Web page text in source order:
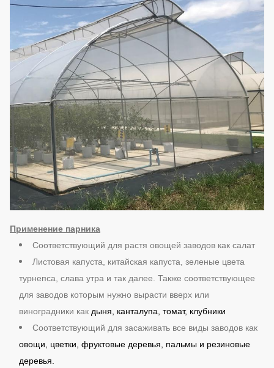
Применение парника
Соответствующий для растя овощей заводов как салат
Листовая капуста, китайская капуста, зеленые цвета
турнепса, слава утра и так далее. Также соответствующее
для заводов которым нужно вырасти вверх или
виноградники как дыня, канталупа, томат, клубники
Соответствующий для засаживать все виды заводов как
овощи, цветки, фруктовые деревья, пальмы и резиновые
деревья.